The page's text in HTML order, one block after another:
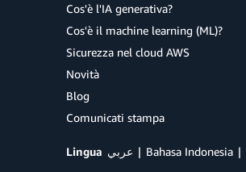
Cos'è l'IA generativa?
Cos'è il machine learning (ML)?
Sicurezza nel cloud AWS
Novità
Blog
Comunicati stampa
Lingua عربي Bahasa Indonesia